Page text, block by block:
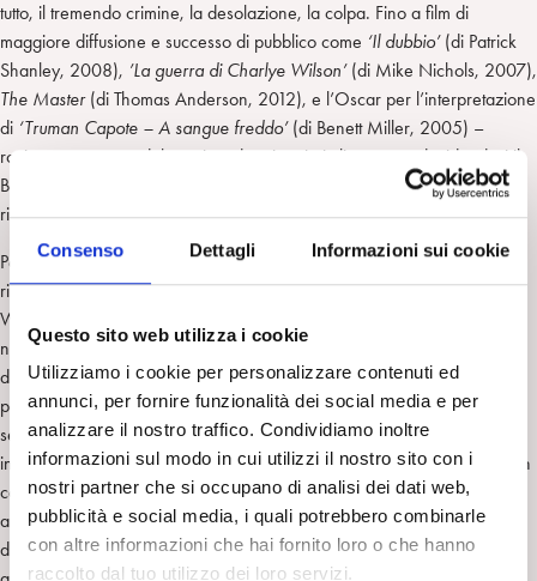
Consenso Dettagli Informazioni sui cookie
Questo sito web utilizza i cookie
Utilizziamo i cookie per personalizzare contenuti ed
annunci, per fornire funzionalità dei social media e per
analizzare il nostro traffico. Condividiamo inoltre
informazioni sul modo in cui utilizzi il nostro sito con i
nostri partner che si occupano di analisi dei dati web,
pubblicità e social media, i quali potrebbero combinarle
con altre informazioni che hai fornito loro o che hanno
raccolto dal tuo utilizzo dei loro servizi.
tutto, il tremendo crimine, la desolazione, la colpa. Fino a film di
maggiore diffusione e successo di pubblico come ‘Il dubbio’(di Patrick
Shanley, 2008), ’La guerra di Charlye Wilson’(di Mike Nichols, 2007),
The Master(di Thomas Anderson, 2012), e l’Oscar per l’interpretazione
di ‘Truman Capote – A sangue freddo’(di Benett Miller, 2005) –
rovinato purtroppo dal pessimo doppiaggio italiano, non decidendosi il
Belpaese a lasciare i film in lingua originale – che lo vede protagonista
riuscitissimo della biografia di un altro tormentato genio americano.
Per il ‘New York Times’, il miglior attore della sua generazione. Mi ha
ricordato il destino di un altro giovane astro statunitense, David Foster
Wallace, osannato da critica e pubblico come lo scrittore di punta della
nuova generazione, suicidatosi alla stessa età di Hoffman, 46 anni,
dopo una travagliata storia psichiatrica e abusi alcolici, malgrado il
precoce successo e un mondo di affetti che lo circondava. Vite che
sembrano avere precocemente raggiunto quello che molti, forse tutti,
inseguono, successo e meritati riconoscimenti, possibilità di esprimersi in
carriere sia elitarie sia note a tutti, famiglie d’origine e acquisite
apparentemente equilibrate…Che frase retorica e insensata: cosa vuol
direavere tutto? Non sappiamo mai cosa devasta la mente di un uomo,